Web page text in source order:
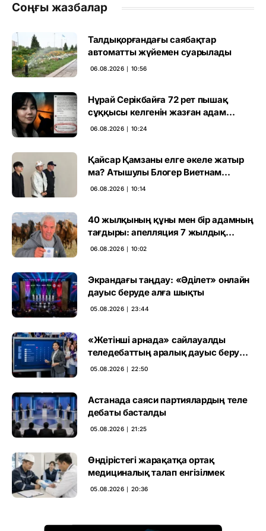
Соңғы жазбалар
Талдықорғандағы саябақтар
автоматты жүйемен суарылады
06.08.2026 ∣ 10:56
Нұрай Серікбайға 72 рет пышақ
сұққысы келгенін жазған адам
ұсталды
06.08.2026 ∣ 10:24
Қайсар Қамзаны елге әкеле жатыр
ма? Атышулы Блогер Виетнам
әуежайында көзге түсті
06.08.2026 ∣ 10:14
40 жылқының құны мен бір адамның
тағдыры: апелляция 7 жылдық
үкімді бұзды
06.08.2026 ∣ 10:02
Экрандағы таңдау: «Әділет» онлайн
дауыс беруде алға шықты
05.08.2026 ∣ 23:44
«Жетінші арнада» сайлауалды
теледебаттың аралық дауыс беру
нәтижесі жарияланды
05.08.2026 ∣ 22:50
Астанада саяси партиялардың теле
дебаты басталды
05.08.2026 ∣ 21:25
Өндірістегі жарақатқа ортақ
медициналық талап енгізілмек
05.08.2026 ∣ 20:36